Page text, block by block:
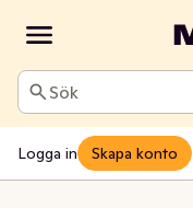
Sök
Logga in Skapa konto